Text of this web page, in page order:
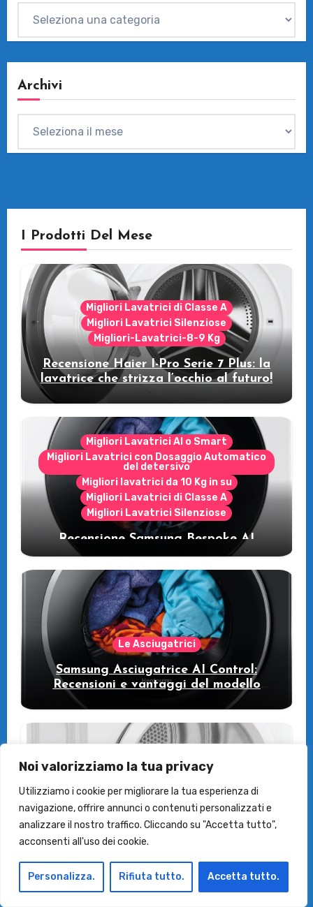
Noi valorizziamo la tua privacy
Utilizziamo i cookie per migliorare la tua esperienza di
navigazione, offrire annunci o contenuti personalizzati e
analizzare il nostro traffico. Cliccando su "Accetta tutto",
acconsenti all'uso dei cookie.
Personalizza. Rifiuta tutto. Accetta tutto.
Archivi
I Prodotti Del Mese
Migliori Lavatrici di Classe A
Migliori Lavatrici Silenziose
Migliori-Lavatrici-8-9 Kg
Recensione Haier I-Pro Serie 7 Plus: la
lavatrice che strizza l’occhio al futuro!
Migliori Lavatrici AI o Smart
Migliori Lavatrici con Dosaggio Automatico
del detersivo
Migliori lavatrici da 10 Kg in su
Migliori Lavatrici di Classe A
Migliori Lavatrici Silenziose
Recensione Samsung Bespoke AI
WW11DB7B94GE/U3: la lavatrice
intelligente che fa risparmiare
Le Asciugatrici
Samsung Asciugatrice AI Control:
Recensioni e vantaggi del modello
Le Asciugatrici
Recensione Indesit C YD 83D WW IT:
L’Asciugatrice a Pompa di Calore per